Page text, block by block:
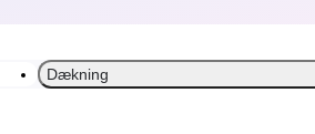
Dækning